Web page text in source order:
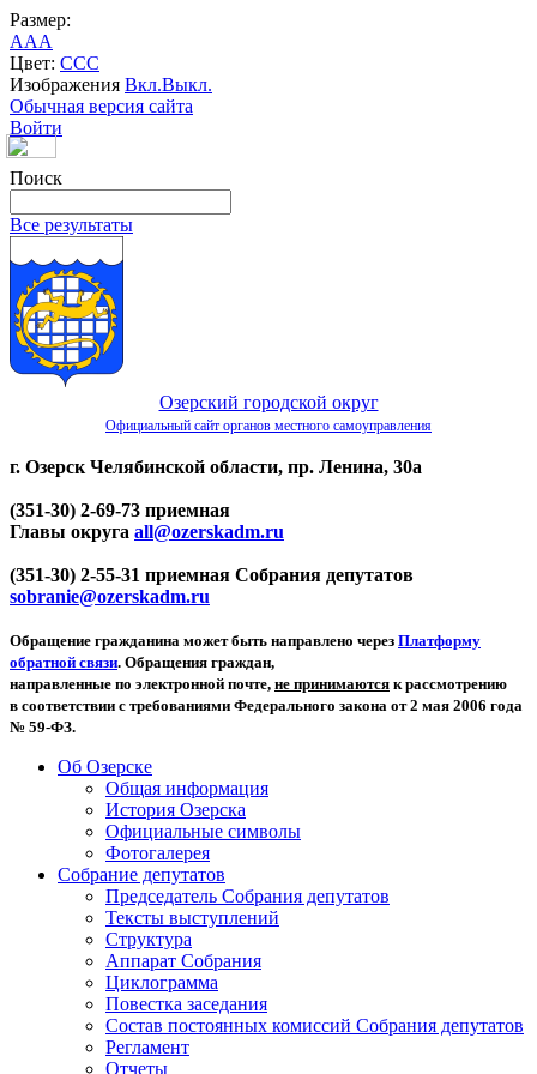
Размер:
AAA
Цвет: CCC
Изображения Вкл.Выкл.
Обычная версия сайта
Войти
Поиск
Все результаты
Озерский городской округ
Официальный сайт органов местного самоуправления
г. Озерск Челябинской области, пр. Ленина, 30а
(351-30) 2-69-73 приемная
Главы округа all@ozerskadm.ru
(351-30) 2-55-31 приемная Собрания депутатов
sobranie@ozerskadm.ru
Обращение гражданина может быть направлено через Платформу
обратной связи. Обращения граждан,
направленные по электронной почте, не принимаются к рассмотрению
в соответствии с требованиями Федерального закона от 2 мая 2006 года
№ 59-ФЗ.
Об Озерске
Общая информация
История Озерска
Официальные символы
Фотогалерея
Собрание депутатов
Председатель Собрания депутатов
Тексты выступлений
Структура
Аппарат Собрания
Циклограмма
Повестка заседания
Состав постоянных комиссий Собрания депутатов
Регламент
Отчеты